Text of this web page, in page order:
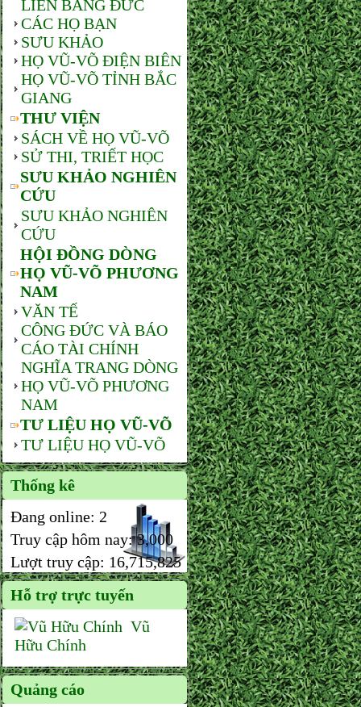
LIÊN BANG ĐỨC
CÁC HỌ BẠN
SƯU KHẢO
HỌ VŨ-VÕ ĐIỆN BIÊN
HỌ VŨ-VÕ TỈNH BẮC
GIANG
THƯ VIỆN
SÁCH VỀ HỌ VŨ-VÕ
SỬ THI, TRIẾT HỌC
SƯU KHẢO NGHIÊN
CỨU
SƯU KHẢO NGHIÊN
CỨU
HỘI ĐỒNG DÒNG
HỌ VŨ-VÕ PHƯƠNG
NAM
VĂN TẾ
CÔNG ĐỨC VÀ BÁO
CÁO TÀI CHÍNH
NGHĨA TRANG DÒNG
HỌ VŨ-VÕ PHƯƠNG
NAM
TƯ LIỆU HỌ VŨ-VÕ
TƯ LIỆU HỌ VŨ-VÕ
Thống kê
Đang online: 2
Truy cập hôm nay:3,000
Lượt truy cập: 16,715,825
Hỗ trợ trực tuyến
Vũ
Hữu Chính
Quảng cáo